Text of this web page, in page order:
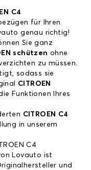
C4
für Ihren
genau richtig!
Sie ganz
schützen ohne
zu müssen.
sodass sie
CITROEN
Funktionen Ihres
CITROEN C4
in unserem
C4
Lovauto ist
und